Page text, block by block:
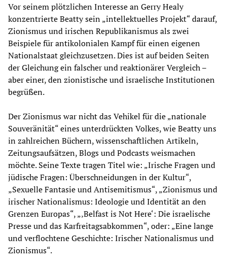
Vor seinem plötzlichen Interesse an Gerry Healy
konzentrierte Beatty sein „intellektuelles Projekt“ darauf,
Zionismus und irischen Republikanismus als zwei
Beispiele für antikolonialen Kampf für einen eigenen
Nationalstaat gleichzusetzen. Dies ist auf beiden Seiten
der Gleichung ein falscher und reaktionärer Vergleich –
aber einer, den zionistische und israelische Institutionen
begrüßen.
Der Zionismus war nicht das Vehikel für die „nationale
Souveränität“ eines unterdrückten Volkes, wie Beatty uns
in zahlreichen Büchern, wissenschaftlichen Artikeln,
Zeitungsaufsätzen, Blogs und Podcasts weismachen
möchte. Seine Texte tragen Titel wie: „Irische Fragen und
jüdische Fragen: Überschneidungen in der Kultur“,
„Sexuelle Fantasie und Antisemitismus“, „Zionismus und
irischer Nationalismus: Ideologie und Identität an den
Grenzen Europas“, „‚Belfast is Not Here‘: Die israelische
Presse und das Karfreitagsabkommen“, oder: „Eine lange
und verflochtene Geschichte: Irischer Nationalismus und
Zionismus“.